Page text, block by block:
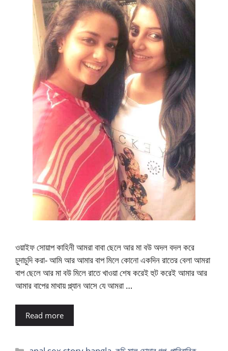
ওয়াইফ সোয়াপ কাহিনী আমরা বাবা ছেলে আর মা বউ অদল বদল করে
চুদাচুদি করা- আমি আর আমার বাপ মিলে কোনো একদিন রাতের বেলা আমরা
বাপ ছেলে আর মা বউ মিলে রাতে খাওয়া শেষ করেই হুট করেই আমার আর
আমার বাপের মাথায় প্ল্যান আসে যে আমরা …
Read more